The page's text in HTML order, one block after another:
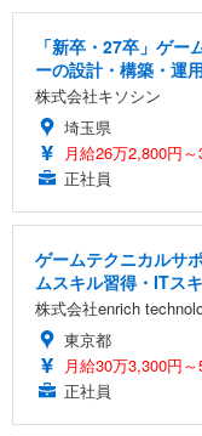
「新卒・27卒」ゲ
ーの設計・構築・運
株式会社キソシン
埼玉県
月給26万2,800円
正社員
ゲームテクニカルサ
ムスキル習得・ITス
株式会社enrich
東京都
月給30万3,300円
正社員